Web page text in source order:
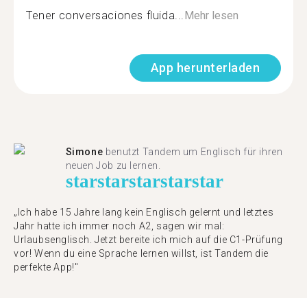
Tener conversaciones fluida...Mehr lesen
App herunterladen
Simone benutzt Tandem um Englisch für ihren
neuen Job zu lernen.
starstarstarstarstar
„Ich habe 15 Jahre lang kein Englisch gelernt und letztes
Jahr hatte ich immer noch A2, sagen wir mal:
Urlaubsenglisch. Jetzt bereite ich mich auf die C1-Prüfung
vor! Wenn du eine Sprache lernen willst, ist Tandem die
perfekte App!"